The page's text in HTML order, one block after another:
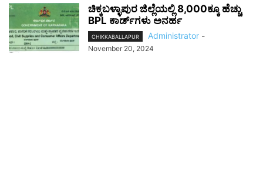
ಚಿಕ್ಕಬಳ್ಳಾಪುರ ಜಿಲ್ಲೆಯಲ್ಲಿ 8,000ಕ್ಕೂ ಹೆಚ್ಚು
BPL ಕಾರ್ಡ್‌ಗಳು ಅನರ್ಹ
CHIKKABALLAPUR Administrator -
November 20, 2024